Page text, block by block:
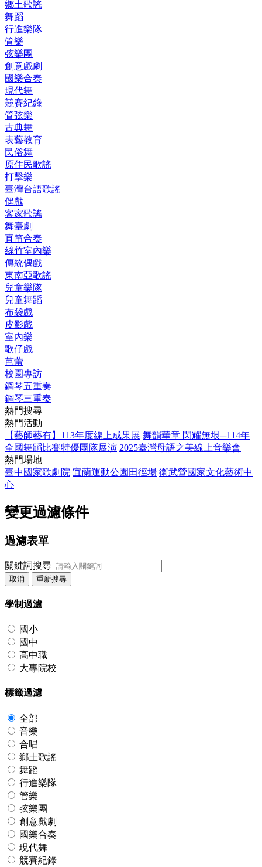
鄉土歌謠
舞蹈
行進樂隊
管樂
弦樂團
創意戲劇
國樂合奏
現代舞
競賽紀錄
管弦樂
古典舞
表藝教育
民俗舞
原住民歌謠
打擊樂
臺灣台語歌謠
偶戲
客家歌謠
舞臺劇
直笛合奏
絲竹室內樂
傳統偶戲
東南亞歌謠
兒童樂隊
兒童舞蹈
布袋戲
皮影戲
室內樂
歌仔戲
芭蕾
校園專訪
鋼琴五重奏
鋼琴三重奏
熱門搜尋
熱門活動
【藝師藝有】113年度線上成果展 舞韻華章 閃耀無垠─114年
全國舞蹈比賽特優團隊展演 2025臺灣母語之美線上音樂會
熱門場地
臺中國家歌劇院 宜蘭運動公園田徑場 衛武營國家文化藝術中
心
變更過濾條件
過濾表單
關鍵詞搜尋
取消 重新搜尋
學制過濾
國小
國中
高中職
大專院校
標籤過濾
全部
音樂
合唱
鄉土歌謠
舞蹈
行進樂隊
管樂
弦樂團
創意戲劇
國樂合奏
現代舞
競賽紀錄